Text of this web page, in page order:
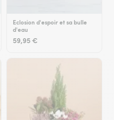
Eclosion d'espoir et sa bulle
d'eau
59,95 €